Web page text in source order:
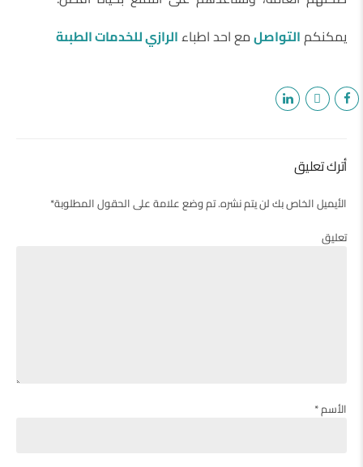
يمكنكمالتواصلمع احد اطباءالرازي للخدمات الطبىة
أترك تعليق
الأيميل الخاص بك لن يتم نشره. تم وضع علامة على الحقول المطلوبة*
تعليق
الأسم *